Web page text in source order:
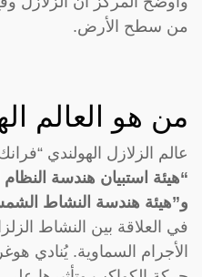
من سطح الأرض.
من هو العالم
عالم الزلازل الهولندي
و”هيئة هندسة النشاط
في العلاقة بين النشاط
الأجرام السماوية. يُنادي